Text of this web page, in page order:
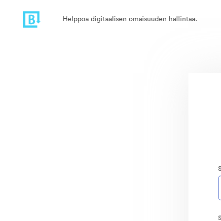
Helppoa digitaalisen omaisuuden hallintaa.